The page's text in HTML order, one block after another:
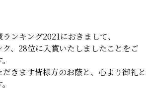
ンキング2021におきまして、
、28位に入賞いたしましたことをご
だきます皆様方のお蔭と、心より御礼と